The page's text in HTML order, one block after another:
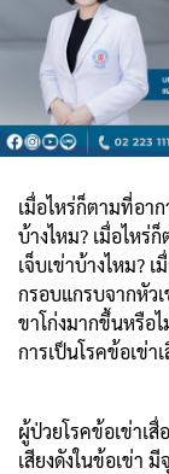
เมื่อไหร่ก็ตามที่อา
บ้างไหม? เมื่อไหร่
เจ็บเข่าบ้างไหม?
กรอบแกรบจากหัว
ขาโก่งมากขึ้นหรือ
การเป็นโรคข้อเข่า
ผู้ป่วยโรคข้อเข่าเ
เสียงดังในข้อเข่า